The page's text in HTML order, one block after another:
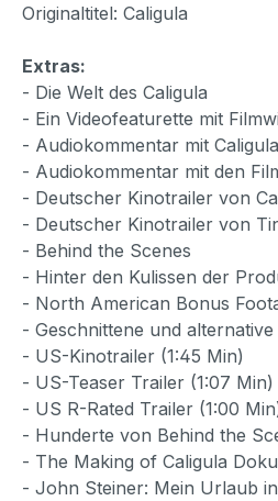
Originaltitel: Caligula
Extras:
- Die Welt des Caligula
- Ein Videofeaturette mit
- Audiokommentar mit
- Audiokommentar mit den
- Deutscher Kinotrailer von
- Deutscher Kinotrailer von
- Behind the Scenes
- Hinter den Kulissen der
- North American Bonus
- Geschnittene und
- US-Kinotrailer (1:45 Min)
- US-Teaser Trailer (1:07 Min)
- US R-Rated Trailer (1:00
- Hunderte von Behind the
- The Making of Caligula
- John Steiner: Mein Urlaub